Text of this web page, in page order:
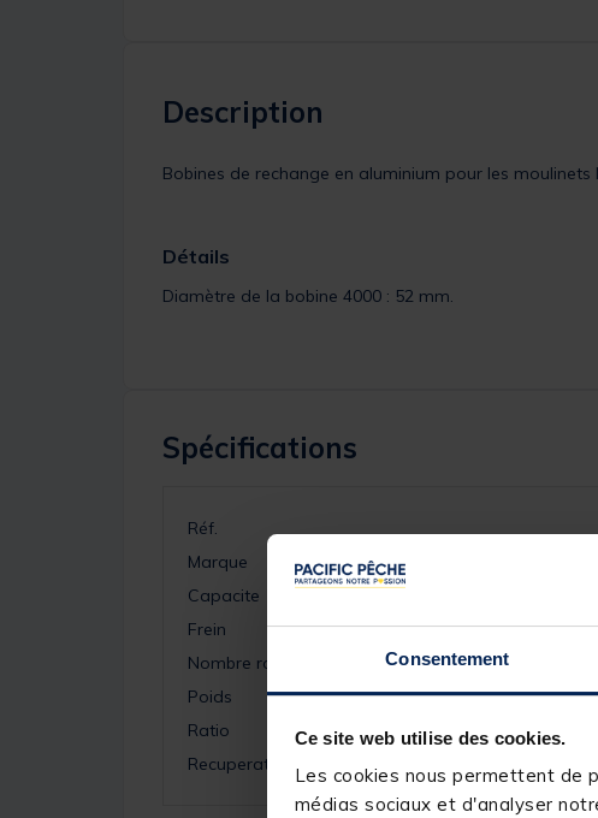
Consentement
Ce site web utilise des cookies.
Les cookies nous permettent de
médias sociaux et d'analyser
Description
Bobines de rechange en aluminium pour les moulinets
Détails
Diamètre de la bobine 4000 : 52 mm.
Spécifications
Réf.
Marque
Capacite
Frein
Nombre roulements
Poids
Ratio
Recuperation